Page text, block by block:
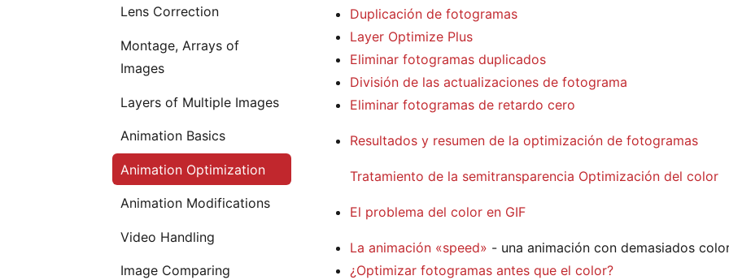
Lens Correction
Montage, Arrays of
Images
Layers of Multiple Images
Animation Basics
Animation Optimization
Animation Modifications
Video Handling
Image Comparing
Duplicación de fotogramas
Layer Optimize Plus
Eliminar fotogramas duplicados
División de las actualizaciones de fotograma
Eliminar fotogramas de retardo cero
Resultados y resumen de la optimización de fotogramas
Tratamiento de la semitransparencia Optimización del color
El problema del color en GIF
La animación «speed» - una animación con demasiados
¿Optimizar fotogramas antes que el color?